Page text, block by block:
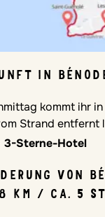
IN
kommt ihr
Strand entfernt
3-Sterne-Hotel
VON
KM / CA. 5